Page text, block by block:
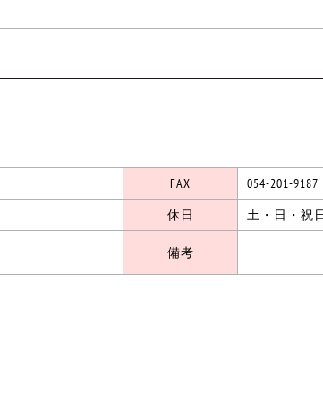
FAX
054-201-9187
休日
土・日・祝
備考